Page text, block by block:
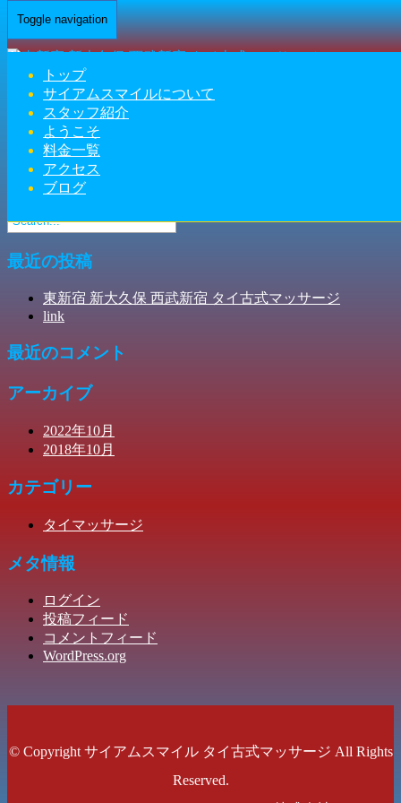
Toggle navigation
トップ
サイアムスマイルについて
スタッフ紹介
ようこそ
料金一覧
アクセス
ブログ
アン(An)東新宿 新大久保 西武新宿 タイ古式マッサージ | サ
イアムスマイル
最近の投稿
東新宿 新大久保 西武新宿 タイ古式マッサージ
link
最近のコメント
アーカイブ
2022年10月
2018年10月
カテゴリー
タイマッサージ
メタ情報
ログイン
投稿フィード
コメントフィード
WordPress.org
© Copyright サイアムスマイル タイ古式マッサージ All Rights
Reserved.